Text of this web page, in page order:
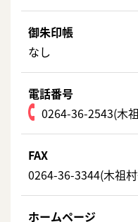
御朱印帳
なし
電話番号
0264-36-2543(木
FAX
0264-36-3344(木祖
ホームページ